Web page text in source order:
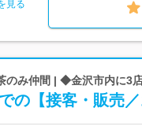
見る
のみ仲間 | ◆金沢市内に3
の【接客・販売